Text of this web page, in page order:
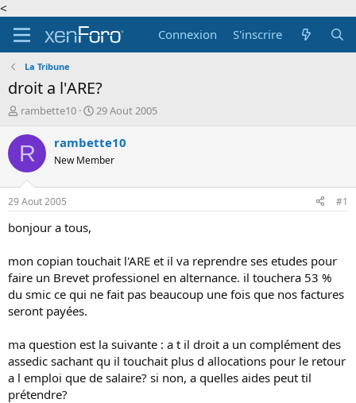
<
Connexion
S'inscrire
La Tribune
droit a l'ARE?
A
t
e
r
d
e
l
i
s
c
u
i
o
n
rambette10
D
t
e
d
é
29 Aout 2005
R rambette10
New Member
29 Aout 2005 #1
bonjour a tous,
mon copian touchait l'ARE et il va reprendre ses etudes pour
faire un Brevet professionel en alternance. il touchera 53 %
du smic ce qui ne fait pas beaucoup une fois que nos factures
seront payées.
ma question est la suivante : a t il droit a un complément des
assedic sachant qu il touchait plus d allocations pour le retour
a l emploi que de salaire? si non, a quelles aides peut til
prétendre?